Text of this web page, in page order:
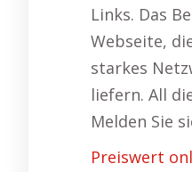
Links. Das
Webseite,
starkes
liefern. All
Melden Sie
Preiswert